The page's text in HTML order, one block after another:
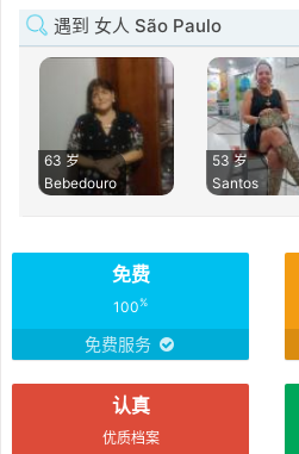
遇到 女人 São Paulo
63 岁
Bebedouro
53 岁
Santos
免费
100%
免费服务
认真
优质档案